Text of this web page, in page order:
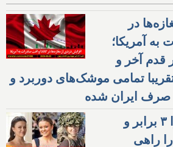
در
به آمریکا؛
قدم آخر و
تمامی موشک‌های دوربرد و
دانمارک سربازی را ۳ برابر و
را راهی